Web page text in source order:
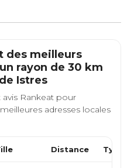
des meilleurs
rayon de 30 km
Istres
Rankeat pour
adresses locales
Distance Type